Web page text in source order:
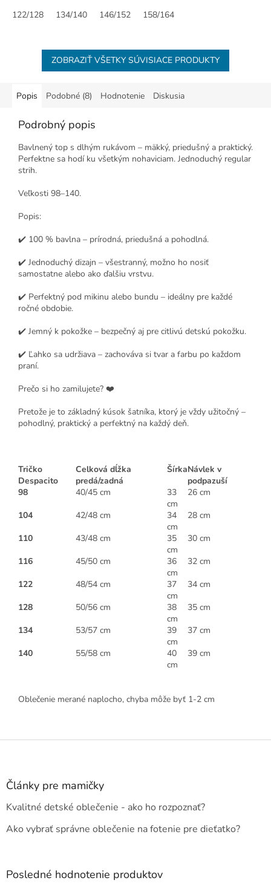
122/128
134/140 146/152 158/164
ZOBRAZIŤ VŠETKY SÚVISIACE PRODUKTY
Popis Podobné (8) Hodnotenie Diskusia
Podrobný popis
Bavlnený top s dlhým rukávom – mäkký, priedušný a praktický.
Perfektne sa hodí ku všetkým nohaviciam. Jednoduchý regular
strih.
Veľkosti 98–140.
Popis:
✔️ 100 % bavlna – prírodná, priedušná a pohodlná.
✔️ Jednoduchý dizajn – všestranný, možno ho nosiť
samostatne alebo ako ďalšiu vrstvu.
✔️ Perfektný pod mikinu alebo bundu – ideálny pre každé
ročné obdobie.
✔️ Jemný k pokožke – bezpečný aj pre citlivú detskú pokožku.
✔️ Ľahko sa udržiava – zachováva si tvar a farbu po každom
praní.
Prečo si ho zamilujete? ❤️
Pretože je to základný kúsok šatníka, ktorý je vždy užitočný –
pohodlný, praktický a perfektný na každý deň.
Tričko
Despacito
Celková dĺžka
predá/zadná
ŠírkaNávlek v
podpazuší
98
40/45 cm
33
cm
26 cm
104
42/48 cm
34
cm
28 cm
110
43/48 cm
35
cm
30 cm
116
45/50 cm
36
cm
32 cm
122
48/54 cm
37
cm
34 cm
128
50/56 cm
38
cm
35 cm
134
53/57 cm
39
cm
37 cm
140
55/58 cm
40
cm
39 cm
Oblečenie merané naplocho, chyba môže byť 1-2 cm
Z
Články pre mamičky
Kvalitné detské oblečenie - ako ho rozpoznať?
Ako vybrať správne oblečenie na fotenie pre dieťatko?
Posledné hodnotenie produktov